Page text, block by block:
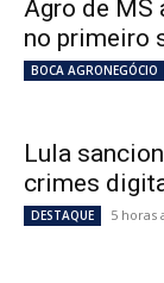
Agro de MS
no primeiro
BOCA AGRONEGÓCIO
Lula
crimes
DESTAQUE 5 horas